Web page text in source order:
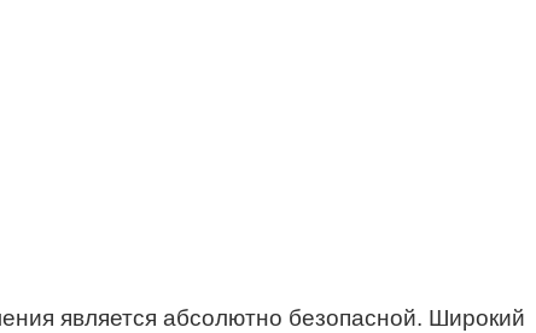
является абсолютно безопасной. Широкий